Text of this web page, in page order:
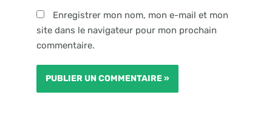
Enregistrer mon nom, mon e-mail et mon
site dans le navigateur pour mon prochain
commentaire.